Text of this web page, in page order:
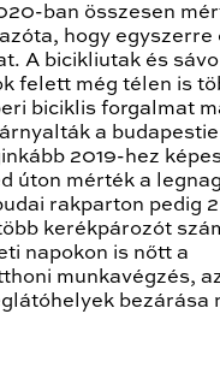
ban összesen
hogy egyszerre
A bicikliutak és
felett még télen is
biciklis forgalmat
a
2019-hez
úton mérték a
rakparton pedig
kerékpározót
napokon is nőtt a
munkavégzés,
bezárása